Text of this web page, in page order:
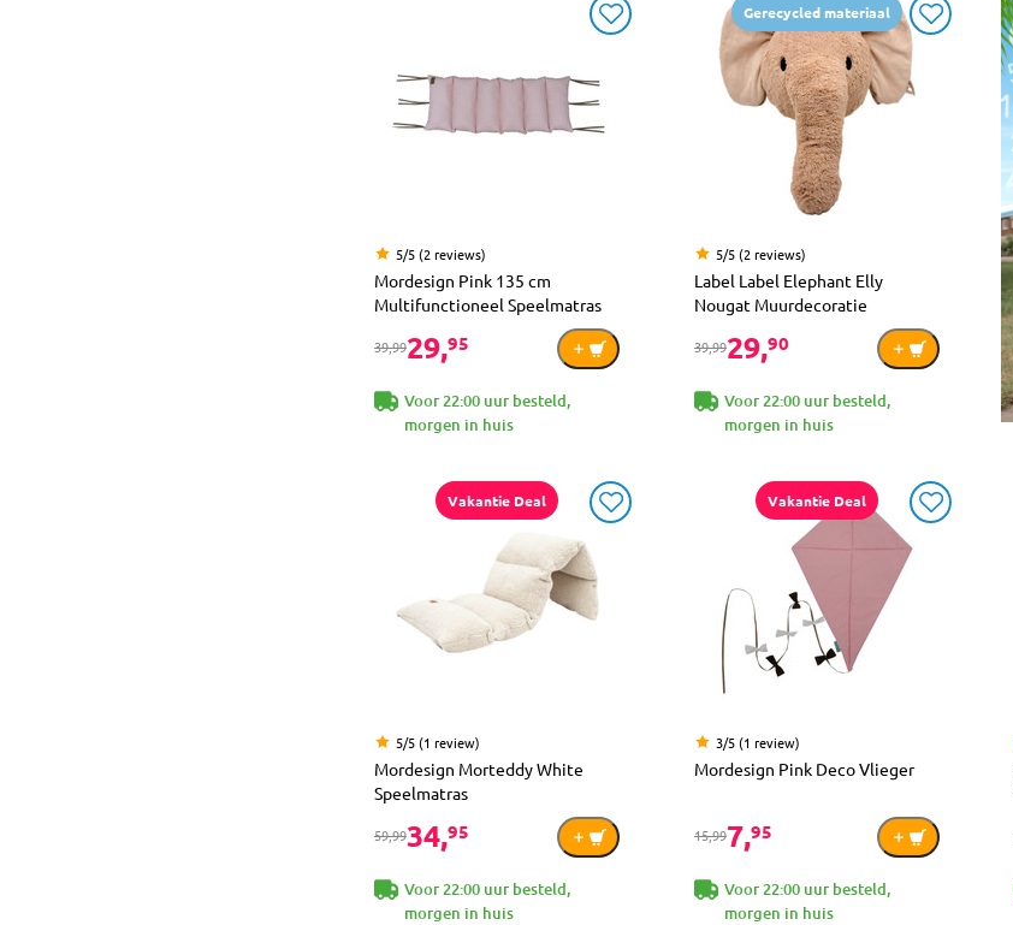
5/5 (2 reviews)
Mordesign Pink 135 cm
Multifunctioneel Speelmatras
39,9929,95
Voor 22:00 uur besteld,
morgen in huis
Gerecycled materiaal
5/5 (2 reviews)
Label Label Elephant Elly
Nougat Muurdecoratie
39,9929,90
Voor 22:00 uur besteld,
morgen in huis
Vakantie Deal
5/5 (1 review)
Mordesign Morteddy White
Speelmatras
59,9934,95
Voor 22:00 uur besteld,
morgen in huis
Vakantie Deal
3/5 (1 review)
Mordesign Pink Deco Vlieger
15,997,95
Voor 22:00 uur besteld,
morgen in huis